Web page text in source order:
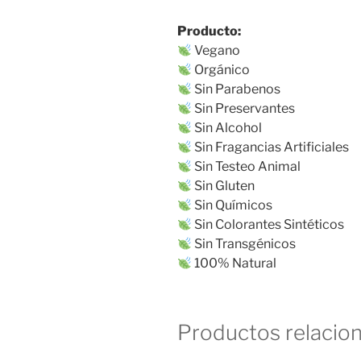
Producto:
Vegano
Orgánico
Sin Parabenos
Sin Preservantes
Sin Alcohol
Sin Fragancias Artificiales
Sin Testeo Animal
Sin Gluten
Sin Químicos
Sin Colorantes Sintéticos
Sin Transgénicos
100% Natural
Productos